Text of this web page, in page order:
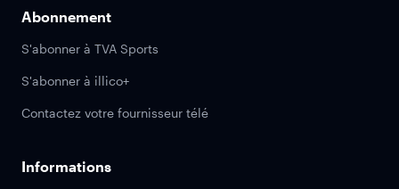
Abonnement
S'abonner à TVA Sports
S'abonner à illico+
Contactez votre fournisseur télé
Informations